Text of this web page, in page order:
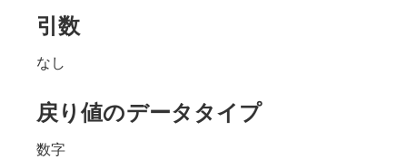
引数
なし
戻り値のデータタイプ
数字